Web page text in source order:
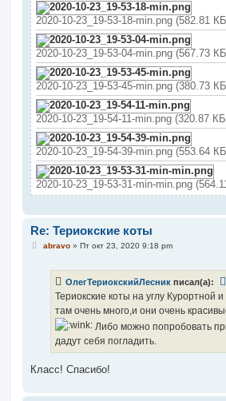
2020-10-23_19-53-18-min.png (582.81
2020-10-23_19-53-04-min.png (567.73
2020-10-23_19-53-45-min.png (380.73
2020-10-23_19-54-11-min.png (320.87
2020-10-23_19-54-39-min.png (553.64
2020-10-23_19-53-31-min-min.png
Re: Териокские коты
Сabravo» Пт окт 23, 2020 9:18 pm
ОлегТериокскийЛесник писал(а):
Териокские коты на углу Курортной
там очень много,и они очень
Либо можно попробовать
дадут себя погладить.
Класс! Спасибо!